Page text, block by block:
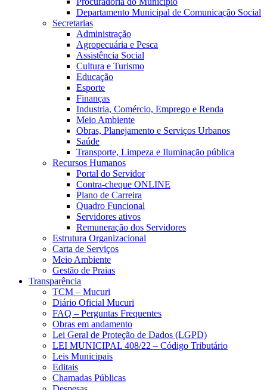
Departamento Municipal de Comunicação Social
Secretarias
Administração
Agropecuária e Pesca
Assistência Social
Cultura e Turismo
Educação
Esporte
Finanças
Industria, Comércio, Emprego e Renda
Meio Ambiente
Obras, Planejamento e Serviços Urbanos
Saúde
Transporte, Limpeza e Iluminação pública
Recursos Humanos
Portal do Servidor
Contra-cheque ONLINE
Plano de Carreira
Quadro Funcional
Servidores ativos
Remuneração dos Servidores
Estrutura Organizacional
Carta de Serviços
Meio Ambiente
Gestão de Praias
Transparência
TCM – Mucuri
Diário Oficial Mucuri
FAQ – Perguntas Frequentes
Obras em andamento
Lei Geral de Proteção de Dados (LGPD)
LEI MUNICIPAL 408/22 – Código Tributário
Leis Municipais
Editais
Chamadas Públicas